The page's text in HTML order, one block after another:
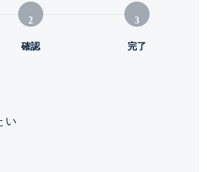
上29階 地下1階建 / 11階部分
筋コンクリート造 / 415戸
年5月
相談
1台 29,700円
2
確認
3
完了
い